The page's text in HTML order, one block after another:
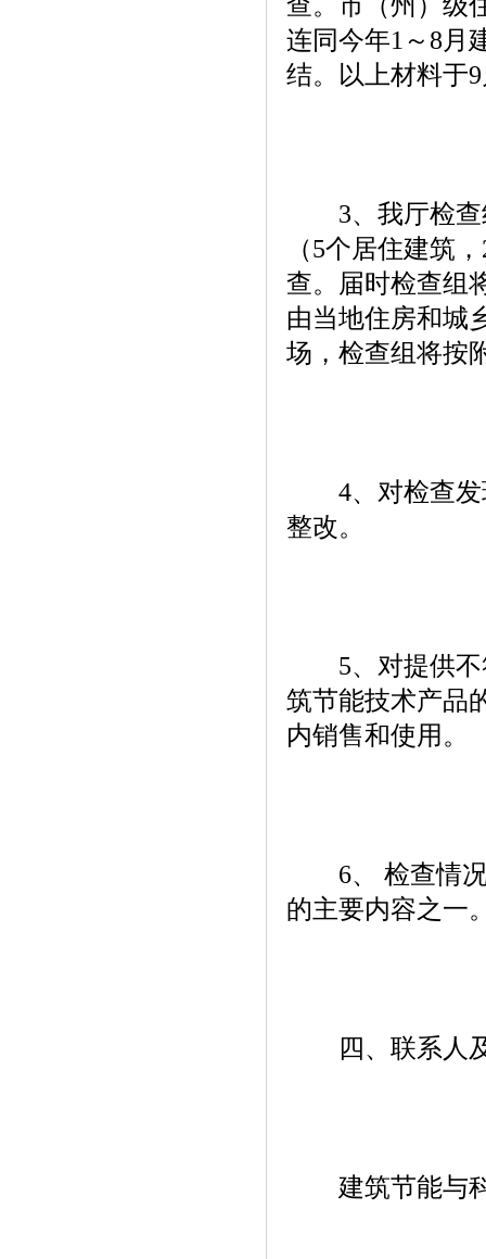
连同今年1～8月
结。以上材料于
3、我厅检查
（5个居住建筑
查。届时检查组
由当地住房和城
场，检查组将按
4、对检查发
整改。
5、对提供不
筑节能技术产品
内销售和使用。
6、 检查情况
的主要内容之一
四、联系人
建筑节能与科